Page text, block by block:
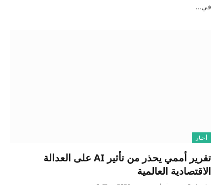
في…
أخبار
تقرير أممي يحذر من تأثير AI على العدالة
الاقتصادية العالمية